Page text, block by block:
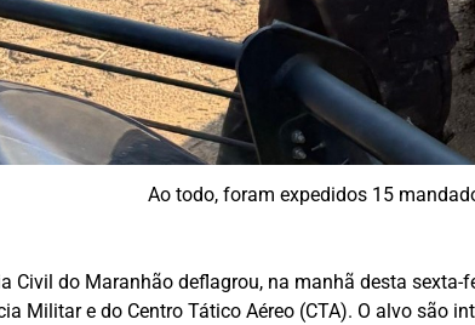
Ao todo, foram expedidos 15
Civil do Maranhão deflagrou, na manhã desta
Militar e do Centro Tático Aéreo (CTA). O alvo são